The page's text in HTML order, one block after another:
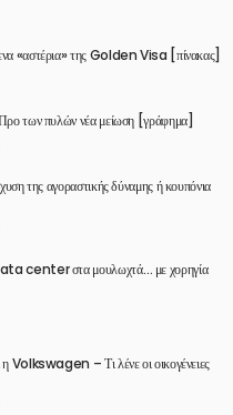
«αστέρια» της Golden Visa [πίνακας]
των πυλών νέα μείωση [γράφημα]
της αγοραστικής δύναμης ή κουπόνια
center στα μουλωχτά… με χορηγία
η Volkswagen – Τι λένε οι οικογένειες